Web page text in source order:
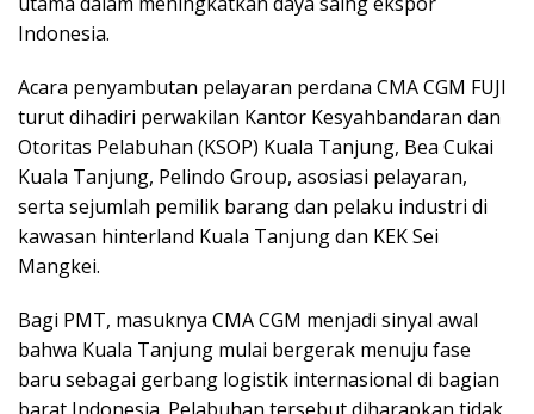
Indonesia.
Acara penyambutan pelayaran perdana CMA CGM FUJI
turut dihadiri perwakilan Kantor Kesyahbandaran dan
Otoritas Pelabuhan (KSOP) Kuala Tanjung, Bea Cukai
Kuala Tanjung, Pelindo Group, asosiasi pelayaran,
serta sejumlah pemilik barang dan pelaku industri di
kawasan hinterland Kuala Tanjung dan KEK Sei
Mangkei.
Bagi PMT, masuknya CMA CGM menjadi sinyal awal
bahwa Kuala Tanjung mulai bergerak menuju fase
baru sebagai gerbang logistik internasional di bagian